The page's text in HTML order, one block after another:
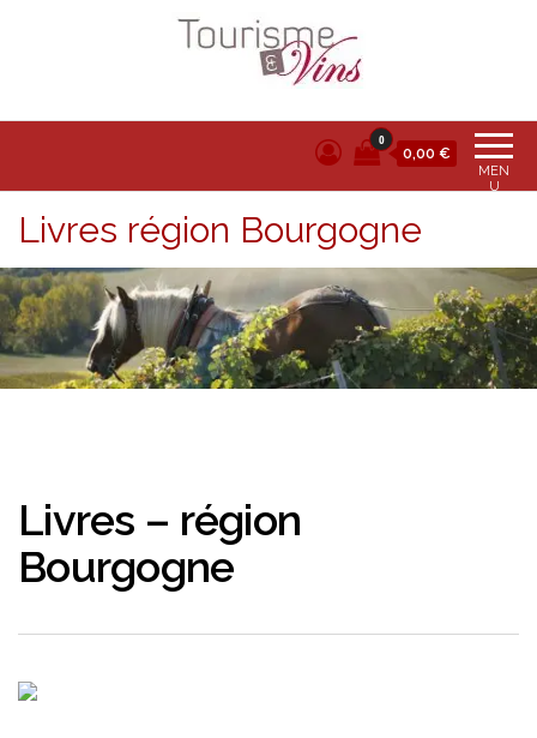
Tourisme et vins
MEN
U
0
0,00 €
Livres région Bourgogne
Livres – région
Bourgogne